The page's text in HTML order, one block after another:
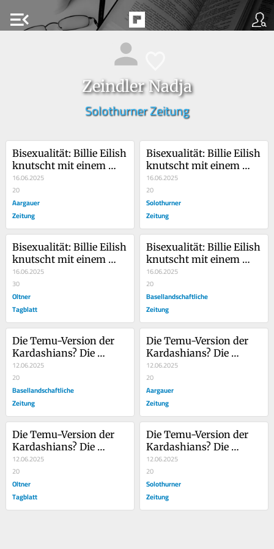
menu_open
Zeindler Nadja
Solothurner Zeitung
Bisexualität: Billie Eilish
knutscht mit einem
Mann – und sorgt für
Drama in der LGBTQ+-
Community
16.06.2025
20
Aargauer
Zeitung
Bisexualität: Billie Eilish
knutscht mit einem
Mann – und sorgt für
Drama in der LGBTQ+-
Community
16.06.2025
20
Solothurner
Zeitung
Bisexualität: Billie Eilish
knutscht mit einem
Mann – und sorgt für
Drama in der LGBTQ+-
Community
16.06.2025
30
Oltner
Tagblatt
Bisexualität: Billie Eilish
knutscht mit einem
Mann – und sorgt für
Drama in der LGBTQ+-
Community
16.06.2025
20
Basellandschaftliche
Zeitung
Die Temu-Version der
Kardashians? Die
Beckhams verkommen
zur Seifenoper
12.06.2025
20
Basellandschaftliche
Zeitung
Die Temu-Version der
Kardashians? Die
Beckhams verkommen
zur Seifenoper
12.06.2025
20
Aargauer
Zeitung
Die Temu-Version der
Kardashians? Die
Beckhams verkommen
zur Seifenoper
12.06.2025
20
Oltner
Tagblatt
Die Temu-Version der
Kardashians? Die
Beckhams verkommen
zur Seifenoper
12.06.2025
20
Solothurner
Zeitung